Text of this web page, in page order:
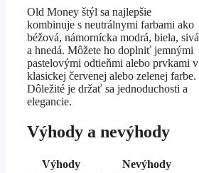
Old Money štýl sa najlepšie
kombinuje s neutrálnymi farbami ako
béžová, námornícka modrá, biela, sivá
a hnedá. Môžete ho doplniť jemnými
pastelovými odtieňmi alebo prvkami v
klasickej červenej alebo zelenej farbe.
Dôležité je držať sa jednoduchosti a
elegancie.
Výhody a nevýhody
Výhody
Nevýhody